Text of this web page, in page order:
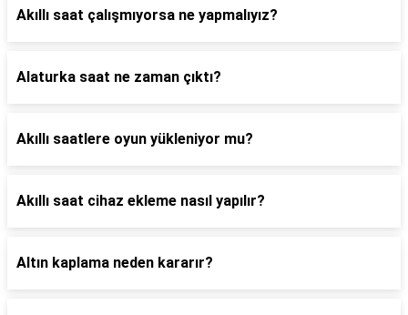
Akıllı saat çalışmıyorsa ne yapmalıyız?
Alaturka saat ne zaman çıktı?
Akıllı saatlere oyun yükleniyor mu?
Akıllı saat cihaz ekleme nasıl yapılır?
Altın kaplama neden kararır?